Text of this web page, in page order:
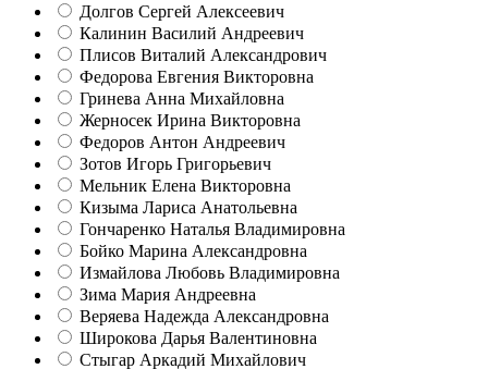
Долгов Сергей Алексеевич
Калинин Василий Андреевич
Плисов Виталий Александрович
Федорова Евгения Викторовна
Гринева Анна Михайловна
Жерносек Ирина Викторовна
Федоров Антон Андреевич
Зотов Игорь Григорьевич
Мельник Елена Викторовна
Кизыма Лариса Анатольевна
Гончаренко Наталья Владимировна
Бойко Марина Александровна
Измайлова Любовь Владимировна
Зима Мария Андреевна
Веряева Надежда Александровна
Широкова Дарья Валентиновна
Стыгар Аркадий Михайлович